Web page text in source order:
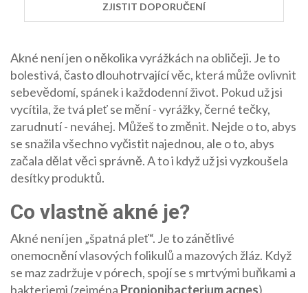
ZJISTIT DOPORUČENÍ
Akné není jen o několika vyrážkách na obličeji. Je to
bolestivá, často dlouhotrvající věc, která může ovlivnit
sebevědomí, spánek i každodenní život. Pokud už jsi
vycítila, že tvá pleť se mění - vyrážky, černé tečky,
zarudnutí - neváhej. Můžeš to změnit. Nejde o to, abys
se snažila všechno vyčistit najednou, ale o to, abys
začala dělat věci správně. A to i když už jsi vyzkoušela
desítky produktů.
Co vlastně akné je?
Akné není jen „špatná pleť“. Je to zánětlivé
onemocnění vlasových folikulů a mazových žláz. Když
se maz zadržuje v pórech, spojí se s mrtvými buňkami a
bakteriemi (zejména Propionibacterium acnes),